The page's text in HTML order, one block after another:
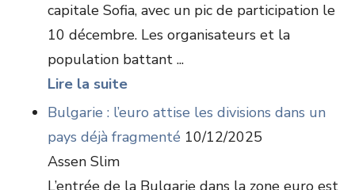
capitale Sofia, avec un pic de participation le
10 décembre. Les organisateurs et la
population battant ...
Lire la suite
Bulgarie : l’euro attise les divisions dans un
pays déjà fragmenté 10/12/2025
Assen Slim
L’entrée de la Bulgarie dans la zone euro est